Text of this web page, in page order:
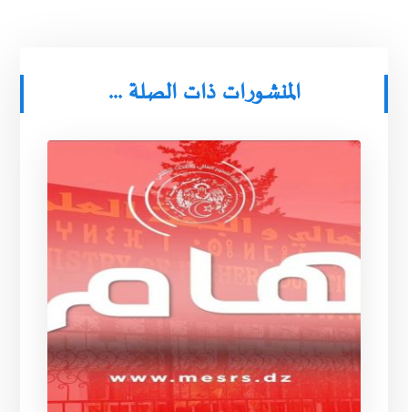
المنشورات ذات الصلة ...